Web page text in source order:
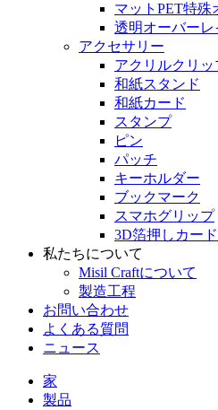
マットPET特殊
透明オーバーレ
アクセサリー
アクリルクリッ
和紙スタンド
和紙カード
スタンプ
ピン
パッチ
キーホルダー
ブックマーク
スマホグリップ
3D箔押しカード
私たちについて
Misil Craftについて
製造工程
お問い合わせ
よくある質問
ニュース
家
製品